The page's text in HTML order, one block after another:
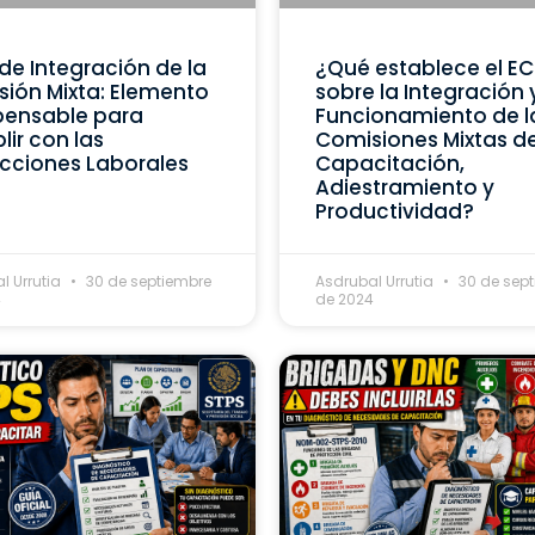
Integración de la
Mixta: Elemento
para
con las
Laborales
Urrutia
30 de septiembre
¿Qué establece el
sobre la Integración
Funcionamiento de
Comisiones Mixtas
Capacitación,
Adiestramiento y
Productividad?
Asdrubal Urrutia
30 de
de 2024